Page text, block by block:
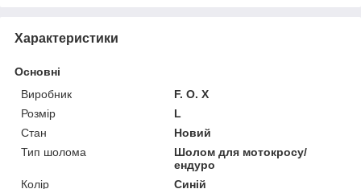
Характеристики
Основні
Виробник
F. O. X
Розмір
L
Стан
Новий
Тип шолома
Шолом для мотокросу/
ендуро
Колір
Синій